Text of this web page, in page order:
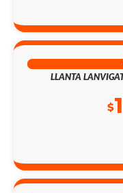
LLANTA
$